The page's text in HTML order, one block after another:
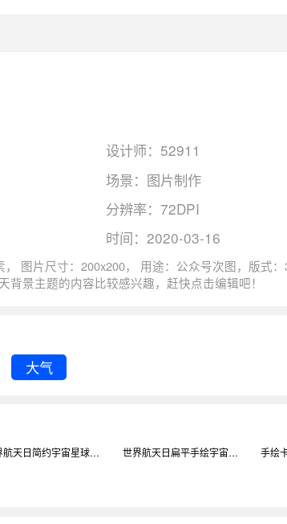
设计师：52911
场景：图片制作
分辨率：72DPI
时间：2020-03-16
荐
背景主题的内容比较感兴趣，赶快点击编辑吧！
大气
世界航天日简约宇宙星球公众号次图背景 世界航天日扁平手绘宇宙公众号次图背景